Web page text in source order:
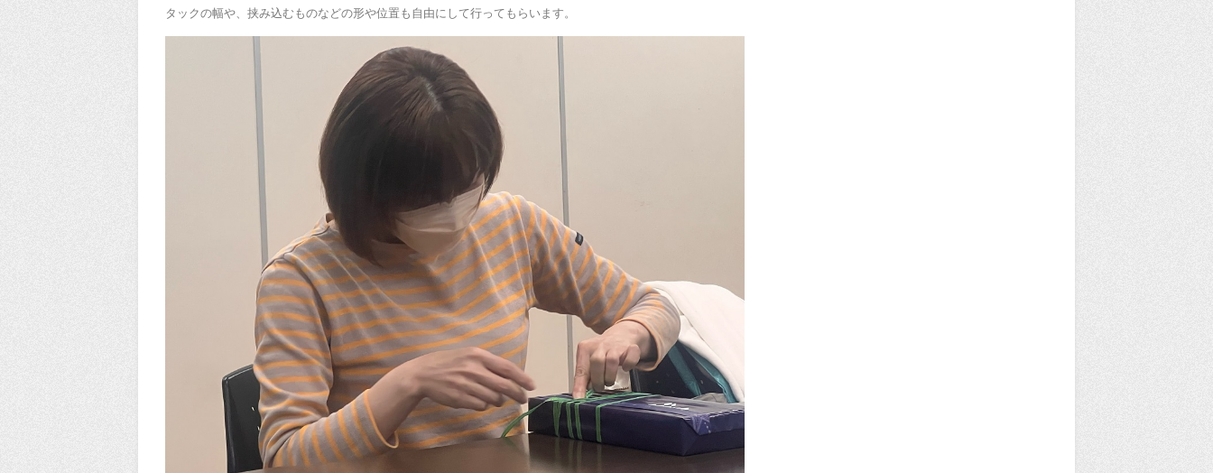
タックの幅や、挟み込むものなどの形や位置も自由にして行ってもらいます。